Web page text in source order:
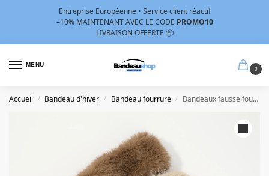
Entreprise Européenne • Service client réactif
–10% MAINTENANT AVEC LE CODE PROMO10
LIVRAISON OFFERTE 📦
MENU
0
Accueil / Bandeau d'hiver / Bandeau fourrure / Bandeaux fausse fourrure